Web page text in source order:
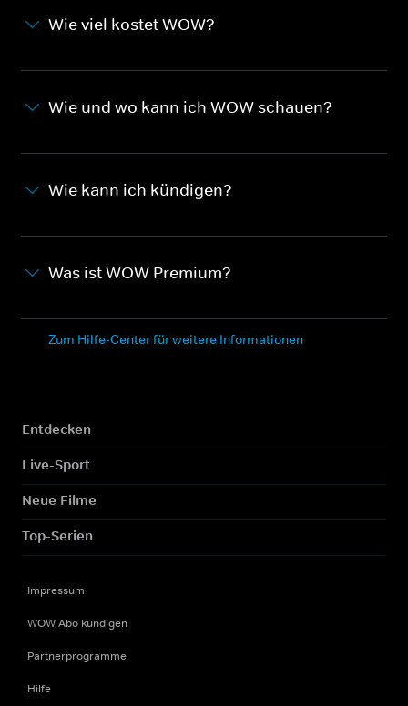
Wie viel kostet WOW?
Wie und wo kann ich WOW schauen?
Wie kann ich kündigen?
Was ist WOW Premium?
Zum Hilfe-Center für weitere Informationen
Entdecken
Live-Sport
Neue Filme
Top-Serien
Impressum
WOW Abo kündigen
Partnerprogramme
Hilfe